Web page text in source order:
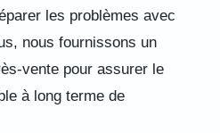
les problèmes avec
nous fournissons un
vente pour assurer le
à long terme de